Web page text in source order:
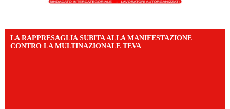
LA RAPPRESAGLIA SUBITA ALLA MANIFESTAZIONE
CONTRO LA MULTINAZIONALE TEVA